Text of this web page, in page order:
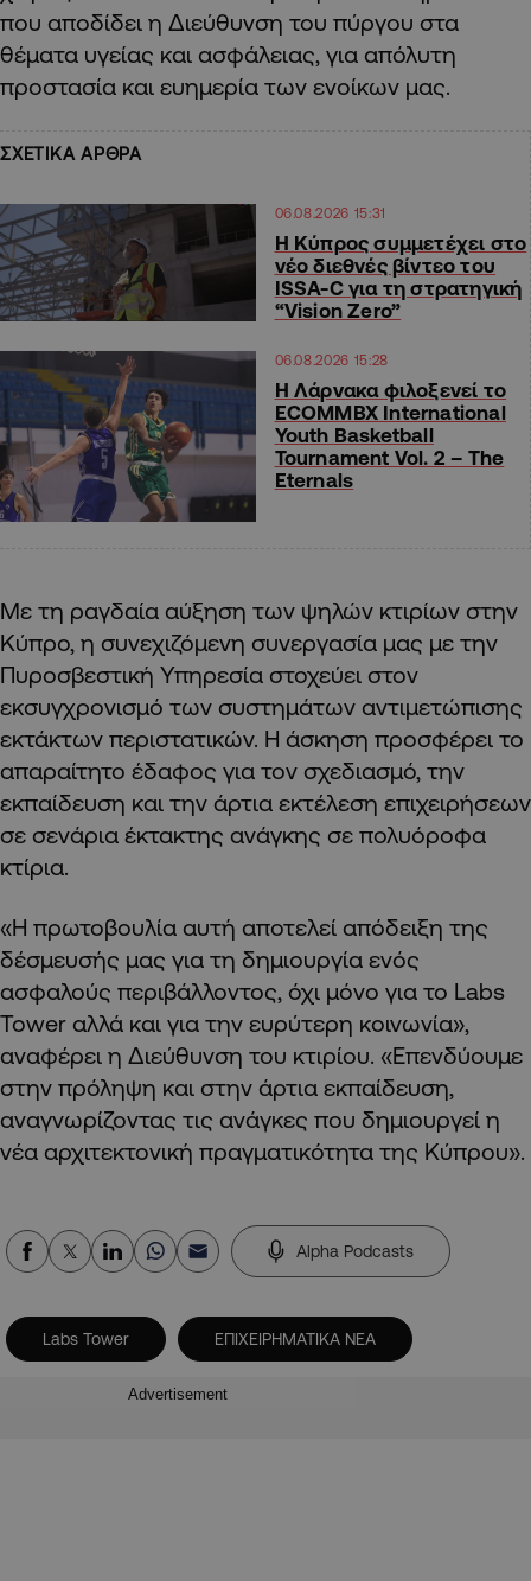
που αποδίδει η Διεύθυνση του πύργου στα
θέματα υγείας και ασφάλειας, για απόλυτη
προστασία και ευημερία των ενοίκων μας.
ΣΧΕΤΙΚΑ ΑΡΘΡΑ
06.08.2026 15:31
Η Κύπρος συμμετέχει στο
νέο διεθνές βίντεο του
ISSA-C για τη στρατηγική
“Vision Zero”
06.08.2026 15:28
Η Λάρνακα φιλοξενεί το
ECOMMBX International
Youth Basketball
Tournament Vol. 2 – The
Eternals
Με τη ραγδαία αύξηση των ψηλών κτιρίων στην
Κύπρο, η συνεχιζόμενη συνεργασία μας με την
Πυροσβεστική Υπηρεσία στοχεύει στον
εκσυγχρονισμό των συστημάτων αντιμετώπισης
εκτάκτων περιστατικών. Η άσκηση προσφέρει το
απαραίτητο έδαφος για τον σχεδιασμό, την
εκπαίδευση και την άρτια εκτέλεση επιχειρήσεων
σε σενάρια έκτακτης ανάγκης σε πολυόροφα
κτίρια.
«Η πρωτοβουλία αυτή αποτελεί απόδειξη της
δέσμευσής μας για τη δημιουργία ενός
ασφαλούς περιβάλλοντος, όχι μόνο για το Labs
Tower αλλά και για την ευρύτερη κοινωνία»,
αναφέρει η Διεύθυνση του κτιρίου. «Επενδύουμε
στην πρόληψη και στην άρτια εκπαίδευση,
αναγνωρίζοντας τις ανάγκες που δημιουργεί η
νέα αρχιτεκτονική πραγματικότητα της Κύπρου».
Alpha Podcasts
Labs Tower ΕΠΙΧΕΙΡΗΜΑΤΙΚΑ ΝΕΑ
Advertisement